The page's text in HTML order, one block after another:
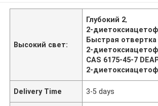
Высокий свет:
Глубокий 2,
2-
Быстрая отвертка
2-
CAS 6175-45-7
2-
Delivery Time 3-5 days